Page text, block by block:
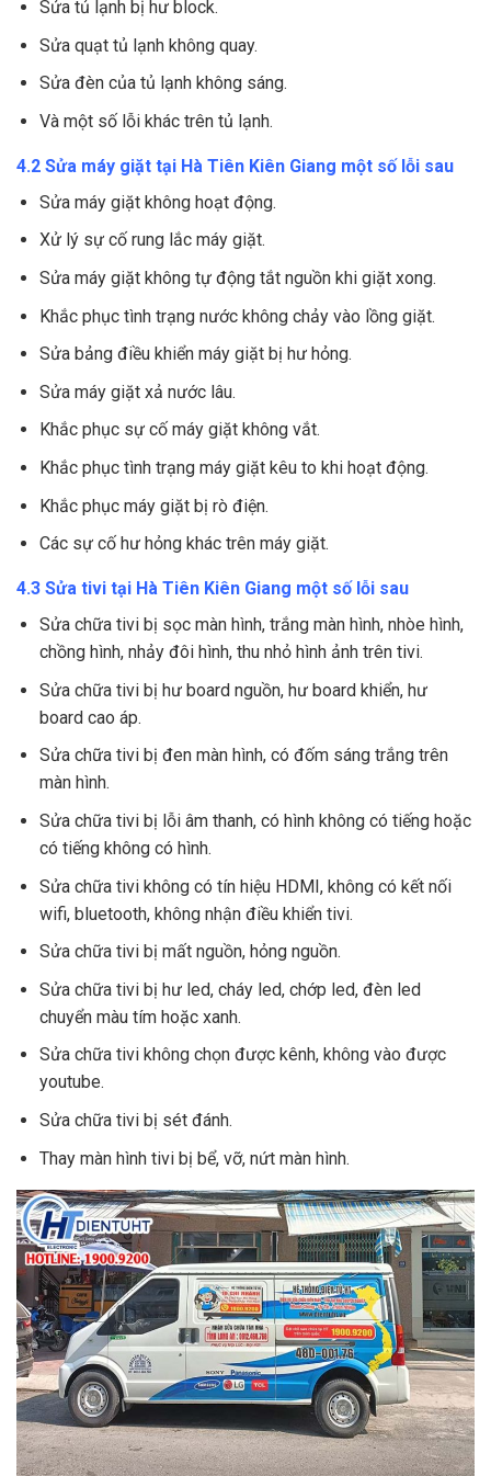
Sửa tủ lạnh bị hư block.
Sửa quạt tủ lạnh không quay.
Sửa đèn của tủ lạnh không sáng.
Và một số lỗi khác trên tủ lạnh.
4.2 Sửa máy giặt tại Hà Tiên Kiên Giang một số lỗi sau
Sửa máy giặt không hoạt động.
Xử lý sự cố rung lắc máy giặt.
Sửa máy giặt không tự động tắt nguồn khi giặt xong.
Khắc phục tình trạng nước không chảy vào lồng giặt.
Sửa bảng điều khiển máy giặt bị hư hỏng.
Sửa máy giặt xả nước lâu.
Khắc phục sự cố máy giặt không vắt.
Khắc phục tình trạng máy giặt kêu to khi hoạt động.
Khắc phục máy giặt bị rò điện.
Các sự cố hư hỏng khác trên máy giặt.
4.3 Sửa tivi tại Hà Tiên Kiên Giang một số lỗi sau
Sửa chữa tivi bị sọc màn hình, trắng màn hình, nhòe hình,
chồng hình, nhảy đôi hình, thu nhỏ hình ảnh trên tivi.
Sửa chữa tivi bị hư board nguồn, hư board khiển, hư
board cao áp.
Sửa chữa tivi bị đen màn hình, có đốm sáng trắng trên
màn hình.
Sửa chữa tivi bị lỗi âm thanh, có hình không có tiếng hoặc
có tiếng không có hình.
Sửa chữa tivi không có tín hiệu HDMI, không có kết nối
wifi, bluetooth, không nhận điều khiển tivi.
Sửa chữa tivi bị mất nguồn, hỏng nguồn.
Sửa chữa tivi bị hư led, cháy led, chớp led, đèn led
chuyển màu tím hoặc xanh.
Sửa chữa tivi không chọn được kênh, không vào được
youtube.
Sửa chữa tivi bị sét đánh.
Thay màn hình tivi bị bể, vỡ, nứt màn hình.